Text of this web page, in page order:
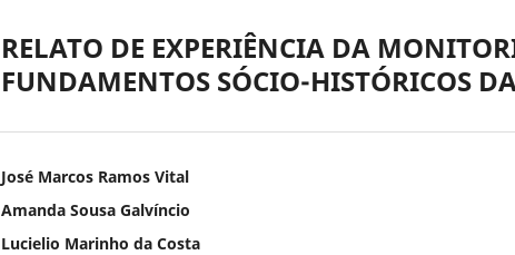
RELATO DE EXPERIÊNCIA DA
FUNDAMENTOS SÓCIO-HISTÓRICOS
José Marcos Ramos Vital
Amanda Sousa Galvíncio
Lucielio Marinho da Costa